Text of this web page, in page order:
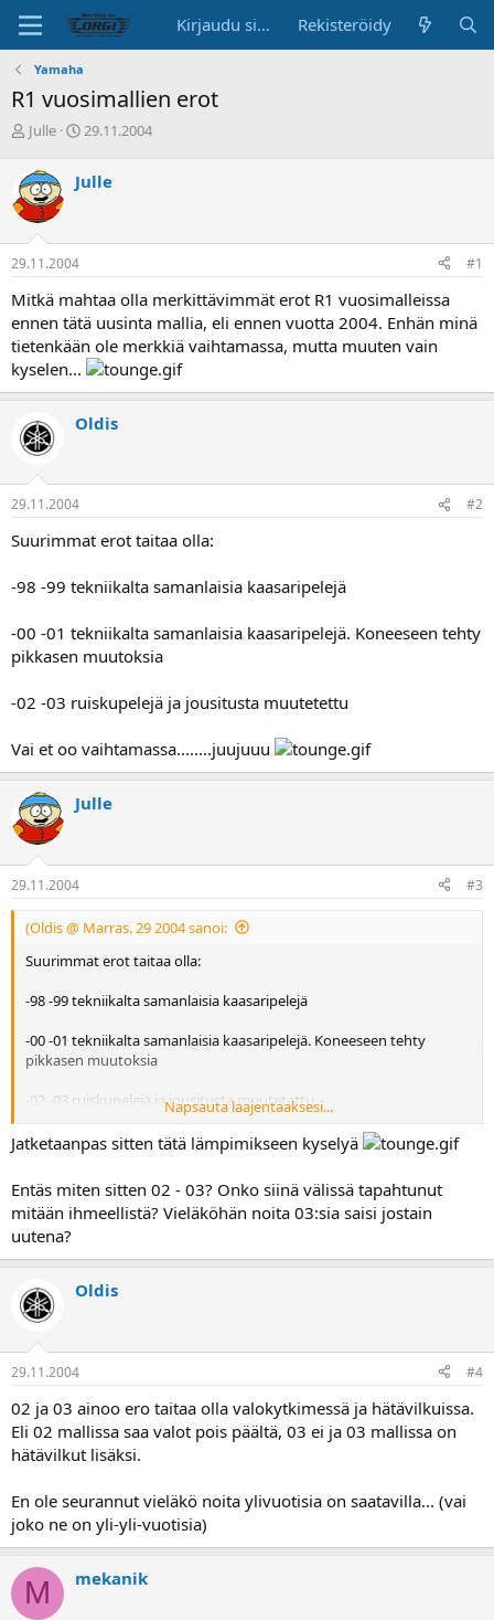
Kirjaudu sisään Rekisteröidy
Yamaha
R1 vuosimallien erot
K
s
k
u
s
t
e
u
n
a
l
o
t
t
j
a
Julle
A
i
s
i
v
ä
29.11.2004
Julle
29.11.2004 #1
Mitkä mahtaa olla merkittävimmät erot R1 vuosimalleissa
ennen tätä uusinta mallia, eli ennen vuotta 2004. Enhän minä
tietenkään ole merkkiä vaihtamassa, mutta muuten vain
kyselen...
Oldis
29.11.2004 #2
Suurimmat erot taitaa olla:
-98 -99 tekniikalta samanlaisia kaasaripelejä
-00 -01 tekniikalta samanlaisia kaasaripelejä. Koneeseen tehty
pikkasen muutoksia
-02 -03 ruiskupelejä ja jousitusta muutetettu
Vai et oo vaihtamassa........juujuuu
Julle
29.11.2004 #3
(Oldis @ Marras. 29 2004 sanoi:
Suurimmat erot taitaa olla:
-98 -99 tekniikalta samanlaisia kaasaripelejä
-00 -01 tekniikalta samanlaisia kaasaripelejä. Koneeseen tehty
pikkasen muutoksia
-02 -03 ruiskupelejä ja jousitusta muutetettu
Vai et oo vaihtamassa........juujuuu
Napsauta laajentaaksesi...
Jatketaanpas sitten tätä lämpimikseen kyselyä
Entäs miten sitten 02 - 03? Onko siinä välissä tapahtunut
mitään ihmeellistä? Vieläköhän noita 03:sia saisi jostain
uutena?
Oldis
29.11.2004 #4
02 ja 03 ainoo ero taitaa olla valokytkimessä ja hätävilkuissa.
Eli 02 mallissa saa valot pois päältä, 03 ei ja 03 mallissa on
hätävilkut lisäksi.
En ole seurannut vieläkö noita ylivuotisia on saatavilla... (vai
joko ne on yli-yli-vuotisia)
M mekanik